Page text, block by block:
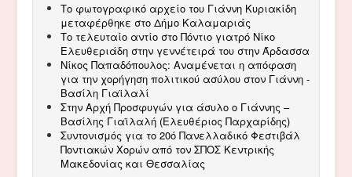
Το φωτογραφικό αρχείο του Γιάννη Κυριακίδη
μεταφέρθηκε στο Δήμο Καλαμαριάς
Το τελευταίο αντίο στο Πόντιο γιατρό Νίκο
Ελευθεριάδη στην γεννέτειρά του στην Άρδασσα
Νίκος Παπαδόπουλος: Αναμένεται η απόφαση
για την χορήγηση πολιτικού ασύλου στον Γιάννη -
Βασίλη Γιαϊλαλί
Στην Αρχή Προσφυγών για άσυλο ο Γιάννης –
Βασίλης Γιαϊλαλή (Ελευθέριος Παρχαρίδης)
Συντονισμός για το 20ό Πανελλαδικό Φεστιβάλ
Ποντιακών Χορών από τον ΣΠΟΣ Κεντρικής
Μακεδονίας και Θεσσαλίας